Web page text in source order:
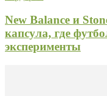
New Balance и
капсула, где
эксперименты